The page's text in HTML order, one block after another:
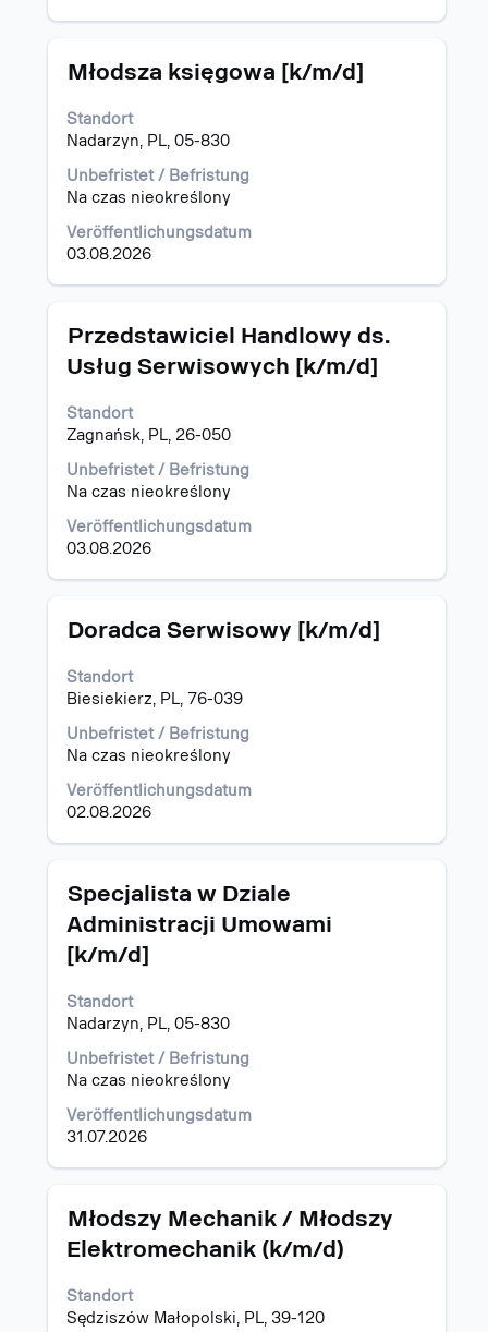
Stellenbezeichnung
Młodsza księgowa [k/m/d]
Standort
Nadarzyn, PL, 05-830
Unbefristet / Befristung
Na czas nieokreślony
Veröffentlichungsdatum
03.08.2026
Drücken
die
Leertaste,
die
Stelleninformationen
anzuzeigen.
Stellenbezeichnung
Przedstawiciel Handlowy ds.
Usług Serwisowych [k/m/d]
Standort
Zagnańsk, PL, 26-050
Unbefristet / Befristung
Na czas nieokreślony
Veröffentlichungsdatum
03.08.2026
Drücken
die
um
die
Stelleninformationen
vollständig
Stellenbezeichnung
Doradca Serwisowy [k/m/d]
Standort
Biesiekierz, PL, 76-039
Unbefristet / Befristung
Na czas nieokreślony
Veröffentlichungsdatum
02.08.2026
Drücken
die
Leertaste,
die
Stelleninformationen
anzuzeigen.
Stellenbezeichnung
Specjalista w Dziale
Administracji Umowami
[k/m/d]
Standort
Nadarzyn, PL, 05-830
Unbefristet / Befristung
Na czas nieokreślony
Veröffentlichungsdatum
31.07.2026
Drücken
Sie
die
Leertaste,
die
Stelleninformationen
anzuzeigen.
Stellenbezeichnung
Młodszy Mechanik / Młodszy
Elektromechanik (k/m/d)
Standort
Sędziszów Małopolski, PL, 39-120
Drücken
die
um
die